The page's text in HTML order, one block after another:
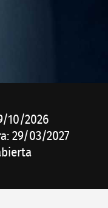
10/2026
29/03/2027